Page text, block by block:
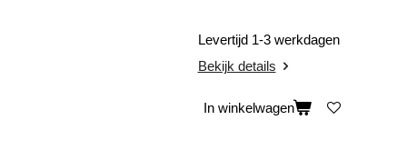
Levertijd 1-3 werkdagen
Bekijk details
In winkelwagen